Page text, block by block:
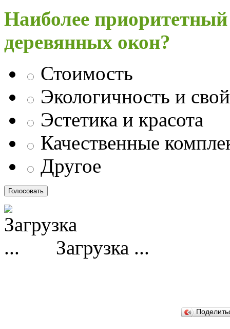
Наиболее
деревянных окон?
Стоимость
Экологичность и
Эстетика и красота
Качественные
Другое
Загрузка ...